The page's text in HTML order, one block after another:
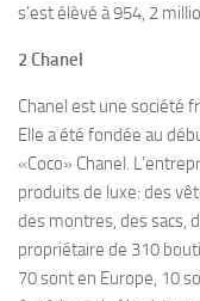
s’est élèvé à 954, 2
2 Chanel
Chanel est une société
Elle a été fondée au
«Coco» Chanel.
produits de luxe: des
des montres, des sacs,
propriétaire de 310
70 sont en Europe, 10